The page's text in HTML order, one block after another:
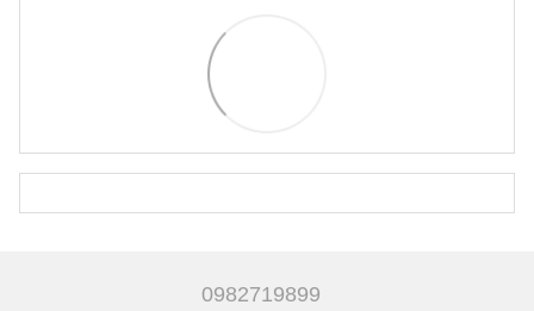
0982719899